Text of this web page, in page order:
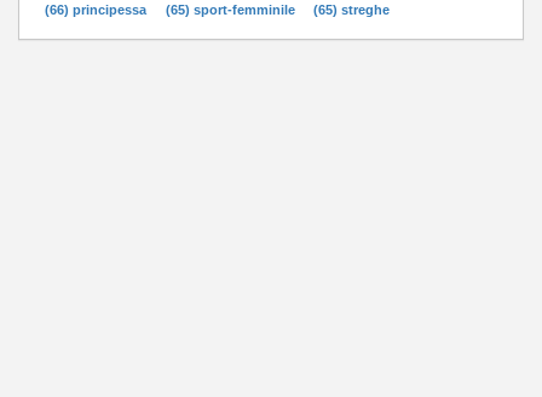
(66) principessa
(65) sport-femminile (65) streghe